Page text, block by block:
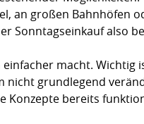
an großen Bahnhöfen
Sonntagseinkauf also
macht. Wichtig
nicht grundlegend
Konzepte bereits